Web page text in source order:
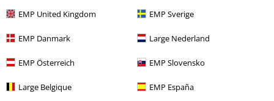
EMP United Kingdom EMP Sverige
EMP Danmark Large Nederland
EMP Österreich EMP Slovensko
Large Belgique EMP España
E-Mail Newsletter
Získejte 20% slevový poukaz, když se přihlásíte